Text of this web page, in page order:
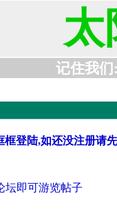
太
记住我们
登陆,如还没注册请
坛即可游览帖子